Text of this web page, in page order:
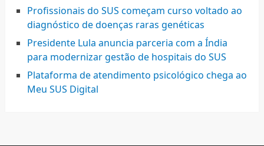
Profissionais do SUS começam curso voltado ao
diagnóstico de doenças raras genéticas
Presidente Lula anuncia parceria com a Índia
para modernizar gestão de hospitais do SUS
Plataforma de atendimento psicológico chega ao
Meu SUS Digital